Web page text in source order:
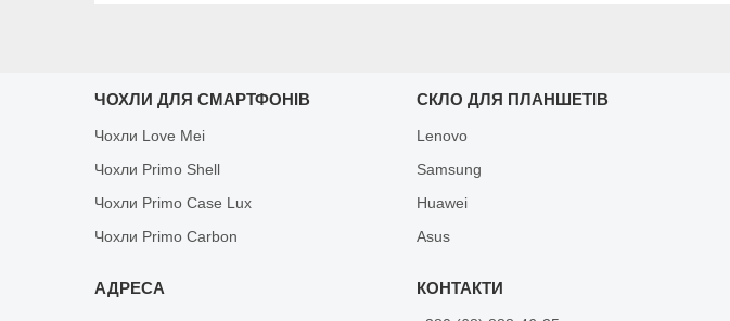
ЧОХЛИ ДЛЯ СМАРТФОНІВ
Чохли Love Mei
Чохли Primo Shell
Чохли Primo Case Lux
Чохли Primo Carbon
СКЛО ДЛЯ ПЛАНШЕТІВ
Lenovo
Samsung
Huawei
Asus